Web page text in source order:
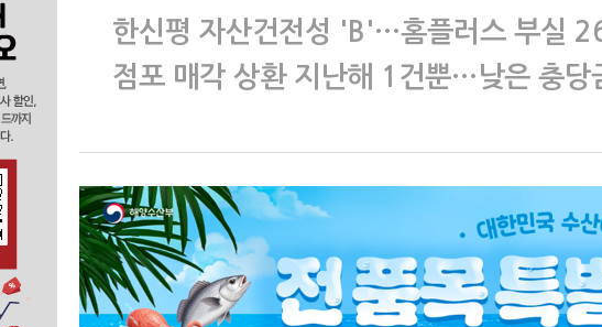
한신평 자산건전성 'B'…홈플러스 부실
점포 매각 상환 지난해 1건뿐…낮은 충당